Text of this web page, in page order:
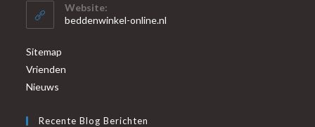
Website:
beddenwinkel-online.nl
Sitemap
Vrienden
Nieuws
Recente Blog Berichten